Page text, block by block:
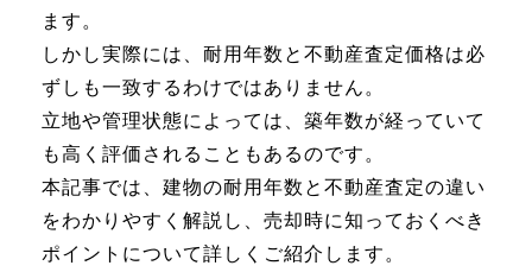
ます。
しかし実際には、耐用年数と不動産査定価格は必
ずしも一致するわけではありません。
立地や管理状態によっては、築年数が経っていて
も高く評価されることもあるのです。
本記事では、建物の耐用年数と不動産査定の違い
をわかりやすく解説し、売却時に知っておくべき
ポイントについて詳しくご紹介します。